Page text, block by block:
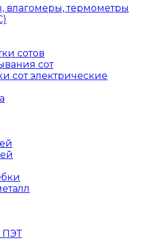
влагомеры, термометры
сотов
сот
сот электрические
ПЭТ